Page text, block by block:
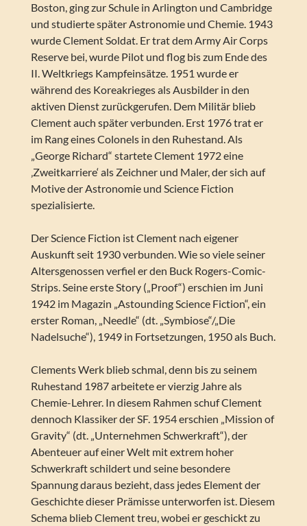
Boston, ging zur Schule in Arlington und Cambridge
und studierte später Astronomie und Chemie. 1943
wurde Clement Soldat. Er trat dem Army Air Corps
Reserve bei, wurde Pilot und flog bis zum Ende des
II. Weltkriegs Kampfeinsätze. 1951 wurde er
während des Koreakrieges als Ausbilder in den
aktiven Dienst zurückgerufen. Dem Militär blieb
Clement auch später verbunden. Erst 1976 trat er
im Rang eines Colonels in den Ruhestand. Als
„George Richard“ startete Clement 1972 eine
‚Zweitkarriere‘ als Zeichner und Maler, der sich auf
Motive der Astronomie und Science Fiction
spezialisierte.
Der Science Fiction ist Clement nach eigener
Auskunft seit 1930 verbunden. Wie so viele seiner
Altersgenossen verfiel er den Buck Rogers-Comic-
Strips. Seine erste Story („Proof“) erschien im Juni
1942 im Magazin „Astounding Science Fiction“, ein
erster Roman, „Needle“ (dt. „Symbiose“/„Die
Nadelsuche“), 1949 in Fortsetzungen, 1950 als Buch.
Clements Werk blieb schmal, denn bis zu seinem
Ruhestand 1987 arbeitete er vierzig Jahre als
Chemie-Lehrer. In diesem Rahmen schuf Clement
dennoch Klassiker der SF. 1954 erschien „Mission of
Gravity“ (dt. „Unternehmen Schwerkraft“), der
Abenteuer auf einer Welt mit extrem hoher
Schwerkraft schildert und seine besondere
Spannung daraus bezieht, dass jedes Element der
Geschichte dieser Prämisse unterworfen ist. Diesem
Schema blieb Clement treu, wobei er geschickt zu